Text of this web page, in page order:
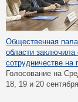
Общественная
области
сотрудничестве
Голосование на
18, 19 и 20